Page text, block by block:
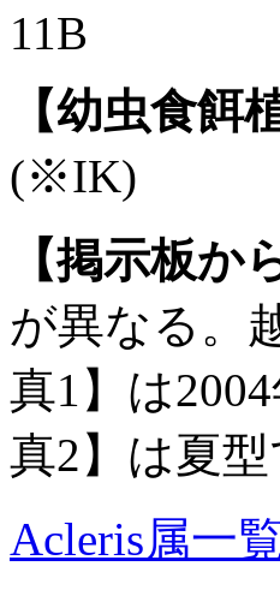
11B
【幼虫食餌
(※IK)
【掲示板か
が異なる。
真1】は
真2】は夏
Acleris属一